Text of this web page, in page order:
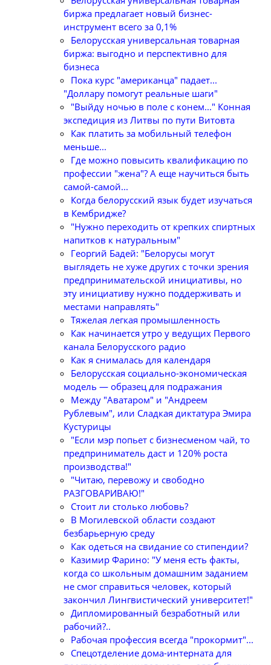
биржа предлагает новый бизнес-
инструмент всего за 0,1%
Белорусская универсальная товарная
биржа: выгодно и перспективно для
бизнеса
Пока курс "американца" падает...
"Доллару помогут реальные шаги"
"Выйду ночью в поле с конем..." Конная
экспедиция из Литвы по пути Витовта
Как платить за мобильный телефон
меньше...
Где можно повысить квалификацию по
профессии "жена"? А еще научиться быть
самой-самой...
Когда белорусский язык будет изучаться
в Кембридже?
"Нужно переходить от крепких спиртных
напитков к натуральным"
Георгий Бадей: "Белорусы могут
выглядеть не хуже других с точки зрения
предпринимательской инициативы, но
эту инициативу нужно поддерживать и
местами направлять"
Тяжелая легкая промышленность
Как начинается утро у ведущих Первого
канала Белорусского радио
Как я снималась для календаря
Белорусская социально-экономическая
модель — образец для подражания
Между "Аватаром" и "Андреем
Рублевым", или Сладкая диктатура Эмира
Кустурицы
"Если мэр попьет с бизнесменом чай, то
предприниматель даст и 120% роста
производства!"
"Читаю, перевожу и свободно
РАЗГОВАРИВАЮ!"
Стоит ли столько любовь?
В Могилевской области создают
безбарьерную среду
Как одеться на свидание со стипендии?
Казимир Фарино: "У меня есть факты,
когда со школьным домашним заданием
не смог справиться человек, который
закончил Лингвистический университет!"
Дипломированный безработный или
рабочий?..
Рабочая профессия всегда "прокормит"...
Спецотделение дома-интерната для